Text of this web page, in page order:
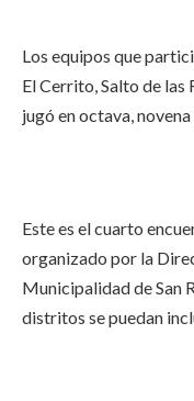
Los equipos que
El Cerrito, Salto de las
jugó en octava,
Este es el cuarto
organizado por la
Municipalidad de San
distritos se puedan